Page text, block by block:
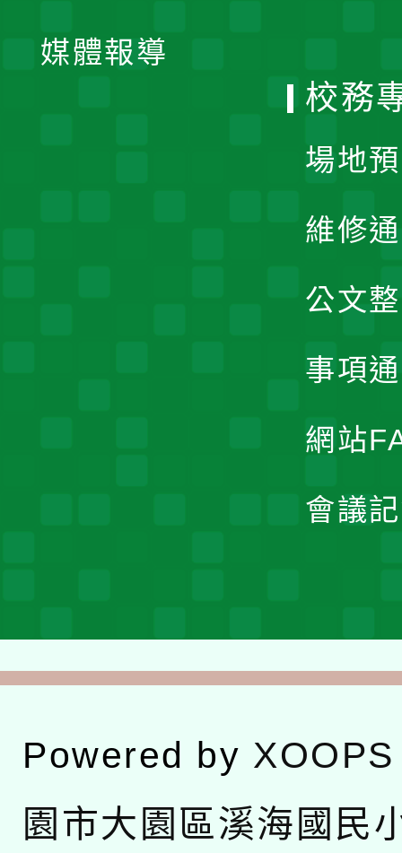
媒體報導
校務
場地
維修
公文
事項
網站
會議
Powered by XOOPS
園市大園區溪海國民